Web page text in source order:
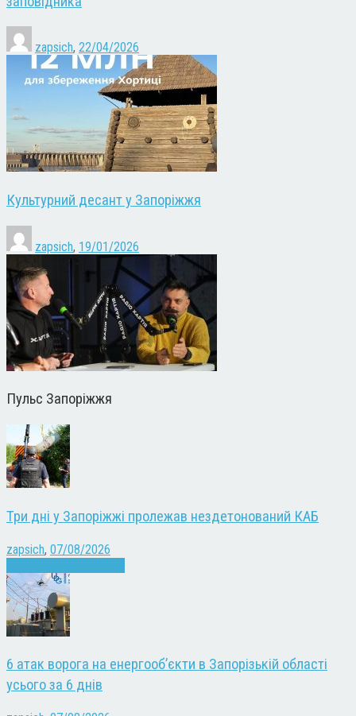
zapsich, 22/04/2026
Культурний десант у Запоріжжя
zapsich, 19/01/2026
Пульс Запоріжжя
Три дні у Запоріжжі пролежав нездетонований КАБ
zapsich, 07/08/2026
6 атак ворога на енергооб’єкти в Запорізькій області
усього за 6 днів